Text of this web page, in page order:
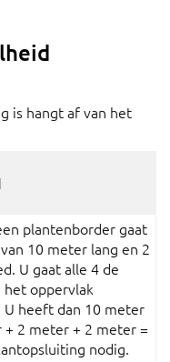
is hangt af van het
plantenborder gaat
10 meter lang en 2
U gaat alle 4 de
het oppervlak
U heeft dan 10 meter
+ 2 meter + 2 meter =
nodig.